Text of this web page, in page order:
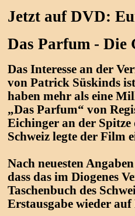
Jetzt auf DVD:
Das Parfum - Die
Das Interesse an der
von Patrick Süskinds
haben mehr als eine
„Das Parfum“ von
Eichinger an der
Schweiz legte der Film
Nach neuesten
dass das im Diogenes
Taschenbuch des
Erstausgabe wieder